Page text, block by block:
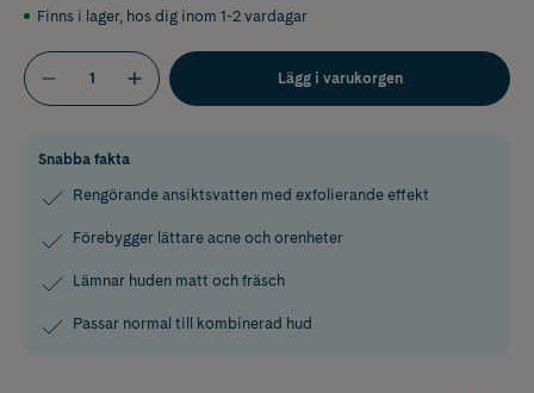
Finns i lager, hos dig inom 1-2 vardagar
Lägg i varukorgen
Snabba fakta
Rengörande ansiktsvatten med exfolierande effekt
Förebygger lättare acne och orenheter
Lämnar huden matt och fräsch
Passar normal till kombinerad hud